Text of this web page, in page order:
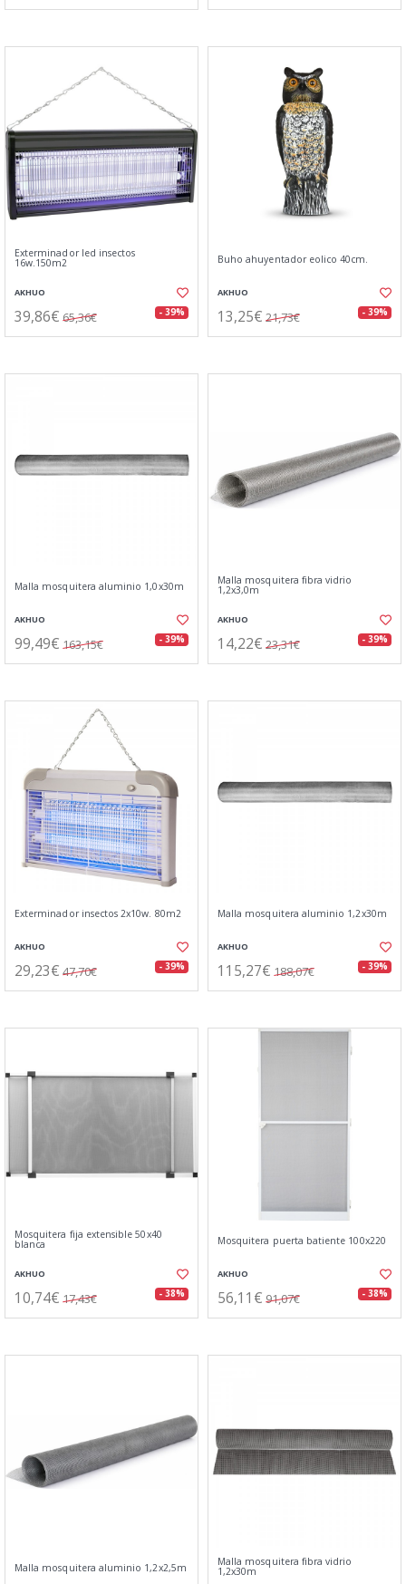
Exterminador led insectos
16w.150m2
AKHUO
39,86€ 65,36€ - 39%
Buho ahuyentador eolico 40cm.
AKHUO
13,25€ 21,73€ - 39%
Malla mosquitera aluminio 1,0x30m
AKHUO
99,49€ 163,15€ - 39%
Malla mosquitera fibra vidrio
1,2x3,0m
AKHUO
14,22€ 23,31€ - 39%
Exterminador insectos 2x10w. 80m2
AKHUO
29,23€ 47,70€ - 39%
Malla mosquitera aluminio 1,2x30m
AKHUO
115,27€ 188,07€ - 39%
Mosquitera fija extensible 50x40
blanca
AKHUO
10,74€ 17,43€ - 38%
Mosquitera puerta batiente 100x220
AKHUO
56,11€ 91,07€ - 38%
Malla mosquitera aluminio 1,2x2,5m Malla mosquitera fibra vidrio
1,2x30m